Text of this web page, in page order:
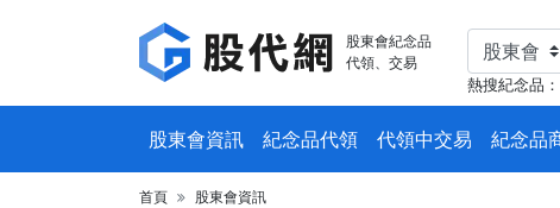
股東會紀念品
代領、交易
熱搜紀念品：
股東會資訊 紀念品代領 代領中交易 紀念品
首頁 股東會資訊